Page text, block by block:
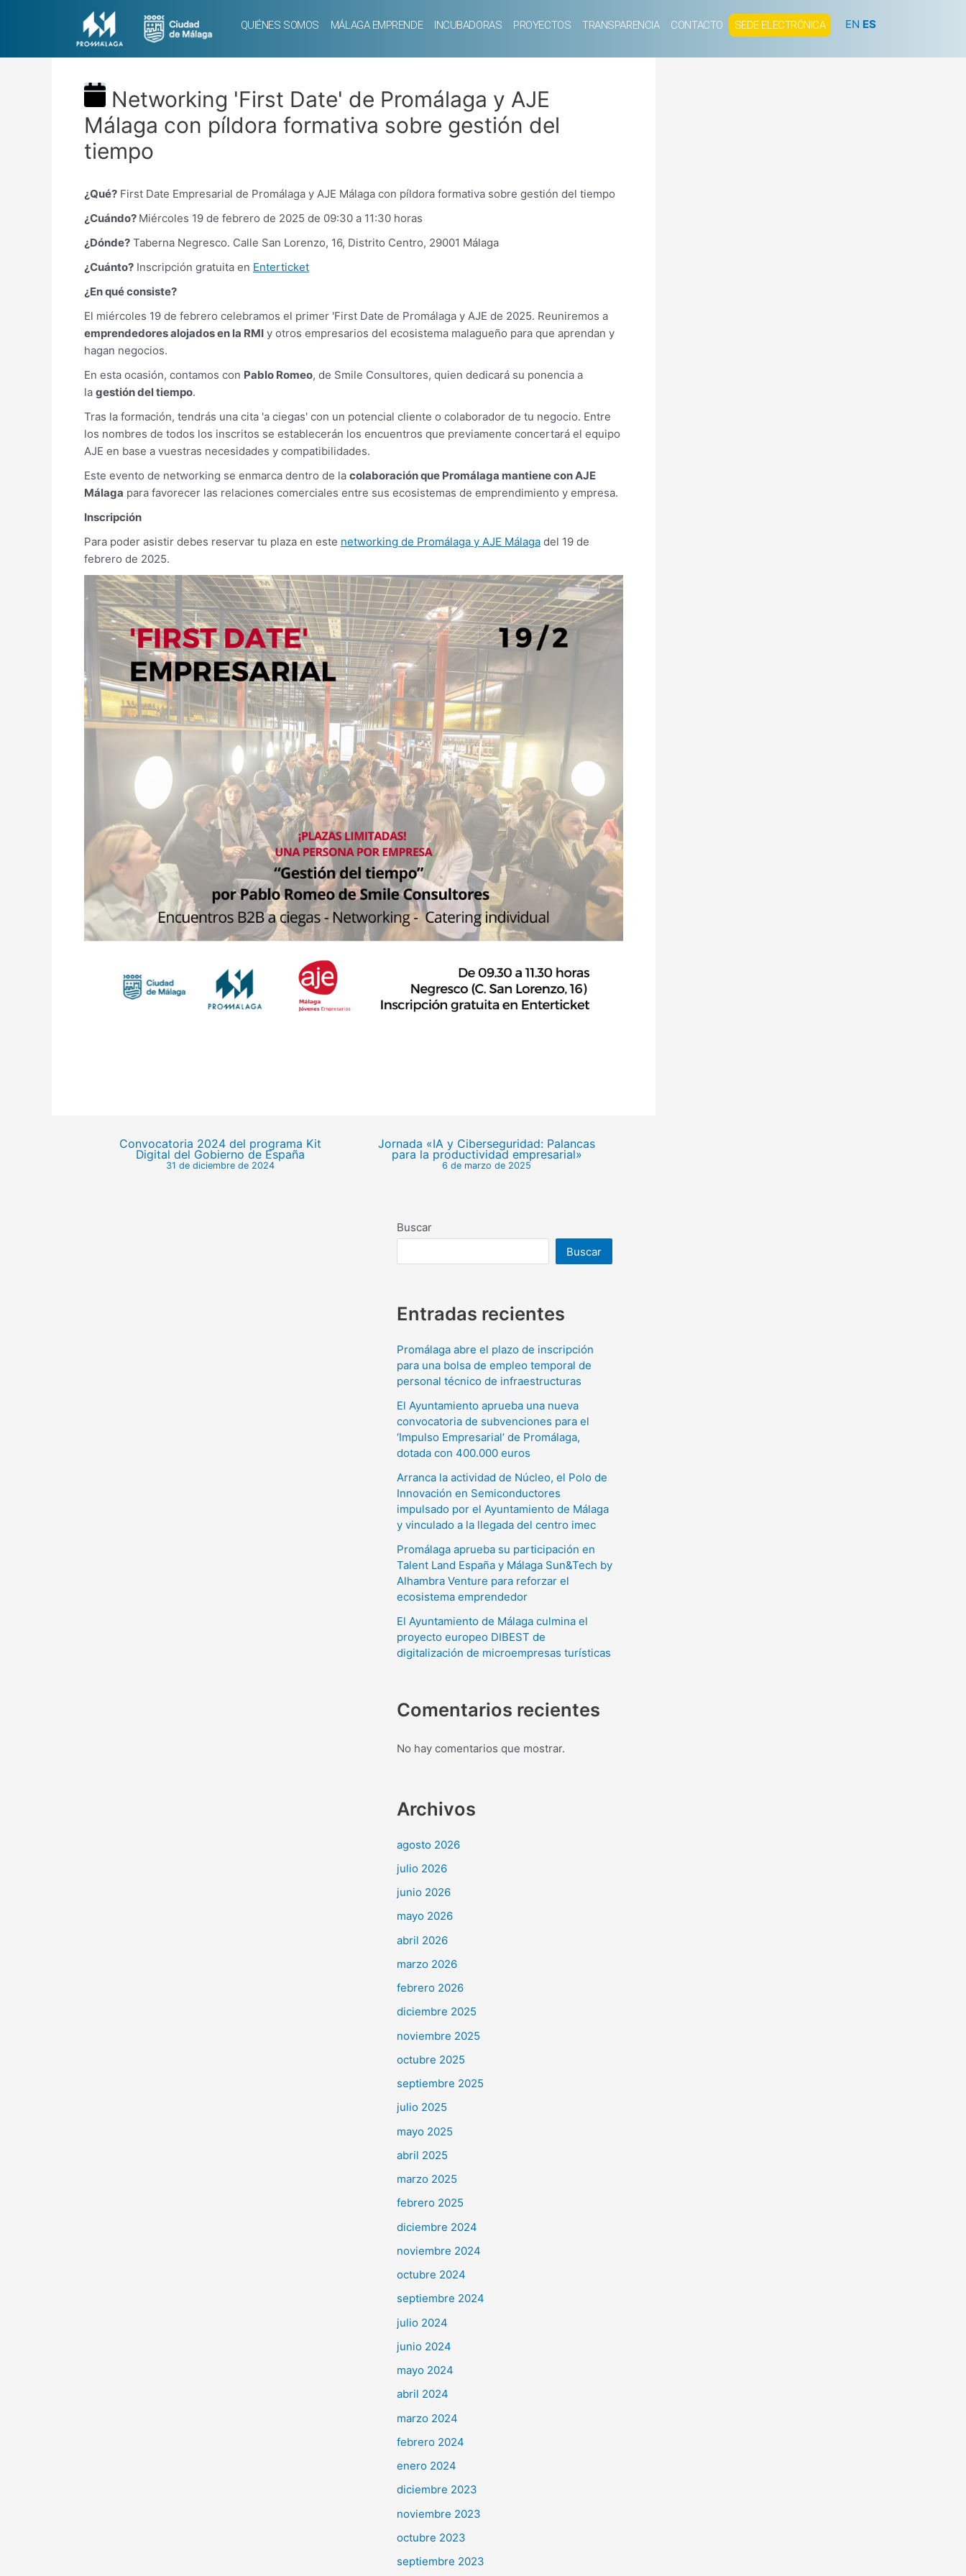
QUIÉNES SOMOS MÁLAGA EMPRENDE INCUBADORAS PROYECTOS TRANSPARENCIA CONTACTO SEDE ELECTRÓNICA EN ES
Networking 'First Date' de Promálaga y AJE
Málaga con píldora formativa sobre gestión del
tiempo
¿Qué? First Date Empresarial de Promálaga y AJE Málaga con píldora formativa sobre gestión del tiempo
¿Cuándo? Miércoles 19 de febrero de 2025 de 09:30 a 11:30 horas
¿Dónde? Taberna Negresco. Calle San Lorenzo, 16, Distrito Centro, 29001 Málaga
¿Cuánto? Inscripción gratuita en Enterticket
¿En qué consiste?
El miércoles 19 de febrero celebramos el primer 'First Date de Promálaga y AJE de 2025. Reuniremos a
emprendedores alojados en la RMI y otros empresarios del ecosistema malagueño para que aprendan y
hagan negocios.
En esta ocasión, contamos con Pablo Romeo, de Smile Consultores, quien dedicará su ponencia a
la gestión del tiempo.
Tras la formación, tendrás una cita 'a ciegas' con un potencial cliente o colaborador de tu negocio. Entre
los nombres de todos los inscritos se establecerán los encuentros que previamente concertará el equipo
AJE en base a vuestras necesidades y compatibilidades.
Este evento de networking se enmarca dentro de la colaboración que Promálaga mantiene con AJE
Málaga para favorecer las relaciones comerciales entre sus ecosistemas de emprendimiento y empresa.
Inscripción
Para poder asistir debes reservar tu plaza en este networking de Promálaga y AJE Málaga del 19 de
febrero de 2025.
Convocatoria 2024 del programa Kit
Digital del Gobierno de España
31 de diciembre de 2024
Jornada «IA y Ciberseguridad: Palancas
para la productividad empresarial»
6 de marzo de 2025
Buscar
Buscar
Entradas recientes
Promálaga abre el plazo de inscripción
para una bolsa de empleo temporal de
personal técnico de infraestructuras
El Ayuntamiento aprueba una nueva
convocatoria de subvenciones para el
‘Impulso Empresarial’ de Promálaga,
dotada con 400.000 euros
Arranca la actividad de Núcleo, el Polo de
Innovación en Semiconductores
impulsado por el Ayuntamiento de Málaga
y vinculado a la llegada del centro imec
Promálaga aprueba su participación en
Talent Land España y Málaga Sun&Tech by
Alhambra Venture para reforzar el
ecosistema emprendedor
El Ayuntamiento de Málaga culmina el
proyecto europeo DIBEST de
digitalización de microempresas turísticas
Comentarios recientes
No hay comentarios que mostrar.
Archivos
agosto 2026
julio 2026
junio 2026
mayo 2026
abril 2026
marzo 2026
febrero 2026
diciembre 2025
noviembre 2025
octubre 2025
septiembre 2025
julio 2025
mayo 2025
abril 2025
marzo 2025
febrero 2025
diciembre 2024
noviembre 2024
octubre 2024
septiembre 2024
julio 2024
junio 2024
mayo 2024
abril 2024
marzo 2024
febrero 2024
enero 2024
diciembre 2023
noviembre 2023
octubre 2023
septiembre 2023